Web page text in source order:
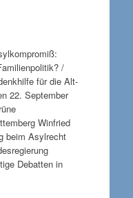
/
für die Alt-
22. September
Winfried
beim Asylrecht
Debatten in